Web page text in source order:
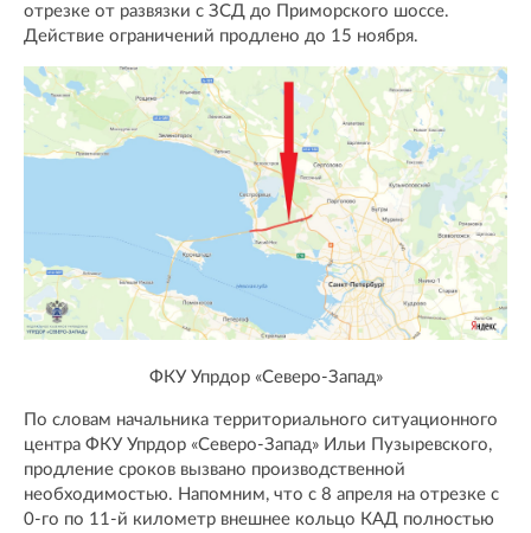
отрезке от развязки с ЗСД до Приморского шоссе.
Действие ограничений продлено до 15 ноября.
ФКУ Упрдор «Северо-Запад»
По словам начальника территориального ситуационного
центра ФКУ Упрдор «Северо-Запад» Ильи Пузыревского,
продление сроков вызвано производственной
необходимостью. Напомним, что с 8 апреля на отрезке с
0-го по 11-й километр внешнее кольцо КАД полностью